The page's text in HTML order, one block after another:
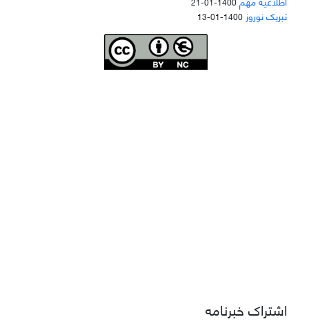
تبریک نوروز 1400-01-13
اشتراک خبرنامه